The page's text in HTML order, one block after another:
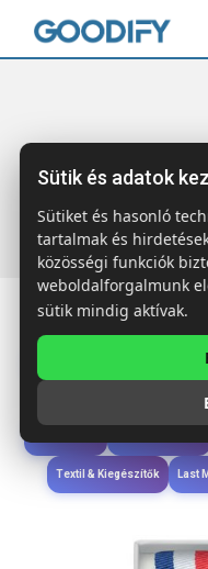
Főoldal Termékek
Textil & Kiegészítők Last
Sütik és adatok
Sütiket és hasonló
tartalmak és
közösségi funkciók
weboldalforgalmunk
sütik mindig aktívak.